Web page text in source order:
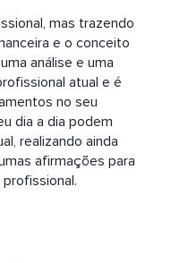
mas trazendo
e o conceito
análise e uma
atual e é
no seu
dia a dia podem
realizando ainda
afirmações para